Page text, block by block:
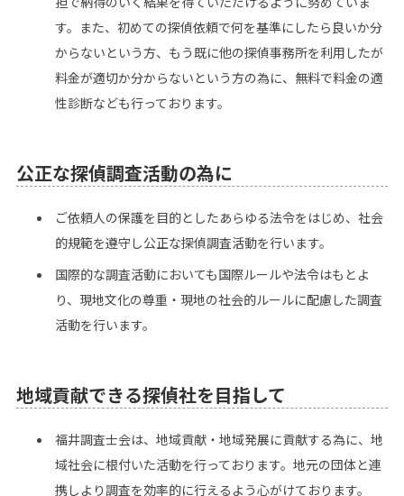
す。また、初めての探偵依頼で何を基準にしたら良いか分
からないという方、もう既に他の探偵事務所を利用したが
料金が適切か分からないという方の為に、無料で料金の適
性診断なども行っております。
公正な探偵調査活動の為に
ご依頼人の保護を目的としたあらゆる法令をはじめ、社会
的規範を遵守し公正な探偵調査活動を行います。
国際的な調査活動においても国際ルールや法令はもとよ
り、現地文化の尊重・現地の社会的ルールに配慮した調査
活動を行います。
地域貢献できる探偵社を目指して
福井調査士会は、地域貢献・地域発展に貢献する為に、地
域社会に根付いた活動を行っております。地元の団体と連
携しより調査を効率的に行えるよう心がけております。